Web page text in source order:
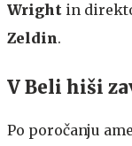
Wright in
Zeldin.
V Beli hiši
Po poročanju